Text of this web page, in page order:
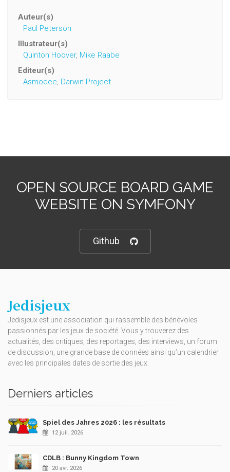
Auteur(s)
Paul Peterson
Illustrateur(s)
Quinton Hoover, Mike Raabe
Editeur(s)
Asmodee, Darwin Project
OPEN SOURCE BOARD GAME
WEBSITE ON SYMFONY
Github
Jedisjeux
Jedisjeux est une association qui rassemble des bénévoles
passionnés par les jeux de société. Vous y trouverez des
actualités, des critiques, des reportages, des interviews, un forum
de discussion, une grande base de données ainsi qu’un calendrier
avec les principales dates de sortie des jeux.
Derniers articles
Spiel des Jahres 2026 : les résultats
12 juil. 2026
CDLB : Bunny Kingdom Town
20 avr. 2026